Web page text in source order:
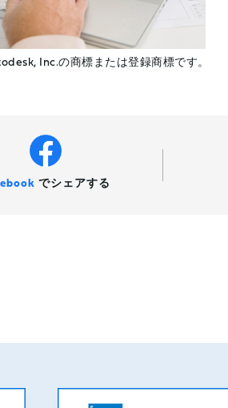
Inc.の商標または登録商標です。
でシェアする